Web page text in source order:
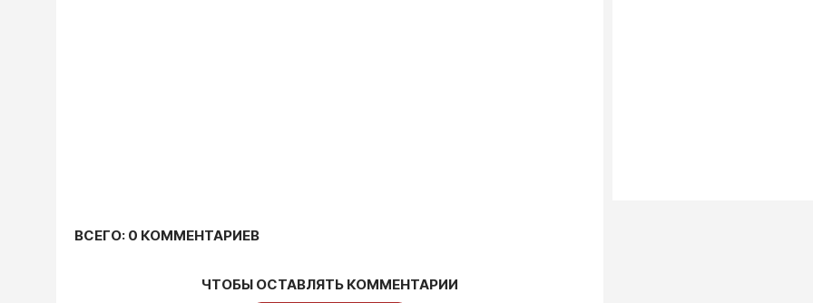
ВСЕГО: 0 КОММЕНТАРИЕВ
ЧТОБЫ ОСТАВЛЯТЬ КОММЕНТАРИИ